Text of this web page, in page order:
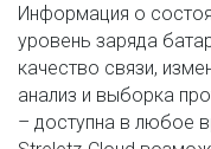
Информация о
уровень заряда
качество связи,
анализ и выборка
– доступна в любое